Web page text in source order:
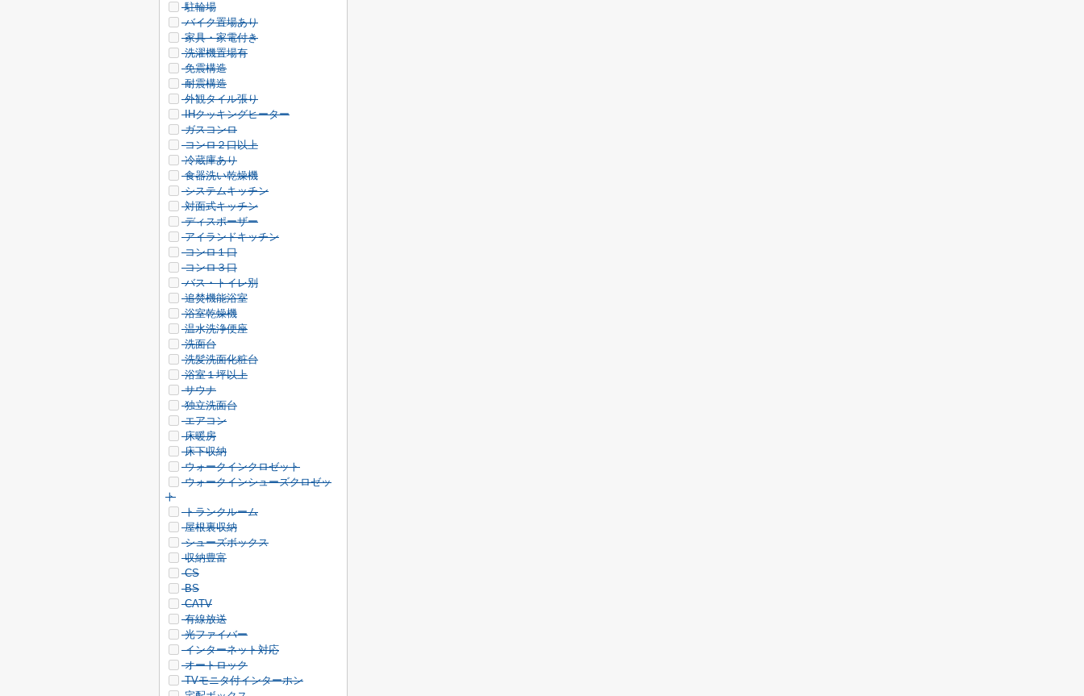
駐輪場
バイク置場あり
家具・家電付き
洗濯機置場有
免震構造
耐震構造
外観タイル張り
IHクッキングヒーター
ガスコンロ
コンロ２口以上
冷蔵庫あり
食器洗い乾燥機
システムキッチン
対面式キッチン
ディスポーザー
アイランドキッチン
コンロ１口
コンロ３口
バス・トイレ別
追焚機能浴室
浴室乾燥機
温水洗浄便座
洗面台
洗髪洗面化粧台
浴室１坪以上
サウナ
独立洗面台
エアコン
床暖房
床下収納
ウォークインクロゼット
ウォークインシューズクロゼッ
ト
トランクルーム
屋根裏収納
シューズボックス
収納豊富
CS
BS
CATV
有線放送
光ファイバー
インターネット対応
オートロック
TVモニタ付インターホン